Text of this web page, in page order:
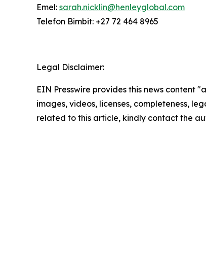
Emel: sarah.nicklin@henleyglobal.com
Telefon Bimbit: +27 72 464 8965
Legal Disclaimer:
EIN Presswire provides this news content
images, videos, licenses, completeness,
related to this article, kindly contact the